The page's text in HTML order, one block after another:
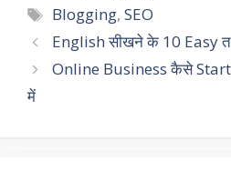
Tags
Blogging,SEO
English सीखने के 10 Easy
Online Business कैसे Start
में